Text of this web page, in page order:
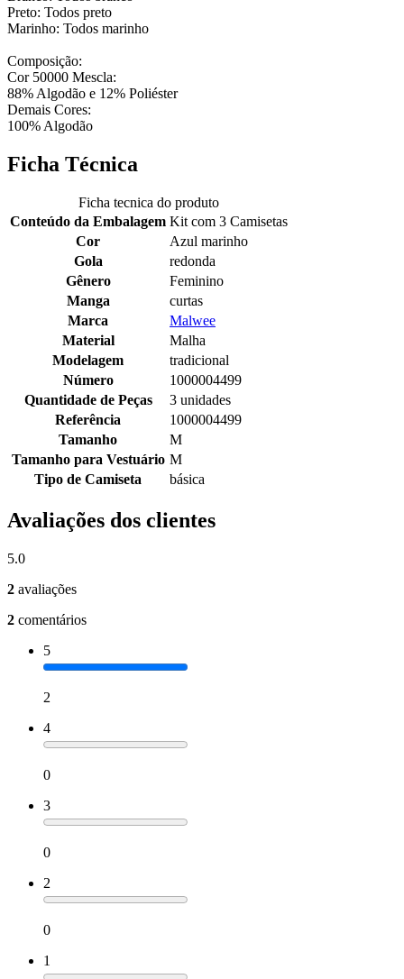
Preto: Todos preto
Marinho: Todos marinho
Composição:
Cor 50000 Mescla:
88% Algodão e 12% Poliéster
Demais Cores:
100% Algodão
Ficha Técnica
Ficha tecnica do produto
Conteúdo da Embalagem Kit com 3 Camisetas
Cor
Azul marinho
Gola
redonda
Gênero
Feminino
Manga
curtas
Marca
Malwee
Material
Malha
Modelagem
tradicional
Número
1000004499
Quantidade de Peças
3 unidades
Referência
1000004499
Tamanho
M
Tamanho para Vestuário M
Tipo de Camiseta
básica
Avaliações dos clientes
5.0
2 avaliações
2 comentários
5
2
4
0
3
0
2
0
1